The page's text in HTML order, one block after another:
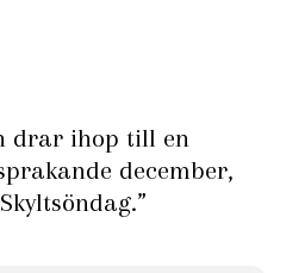
drar ihop till en
december,